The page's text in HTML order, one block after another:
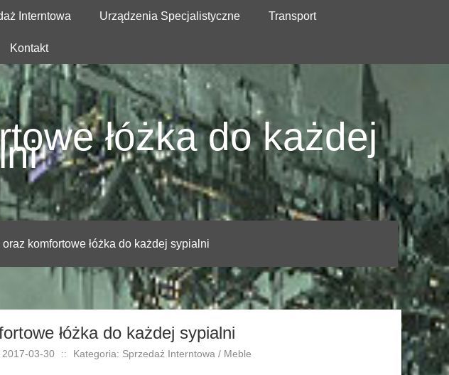
Interntowa Urządzenia Specjalistyczne Transport
Kontakt
łóżka do każdej
komfortowe łóżka do każdej sypialni
łóżka do każdej sypialni
2017-03-30 :: Kategoria: Sprzedaż Interntowa / Meble